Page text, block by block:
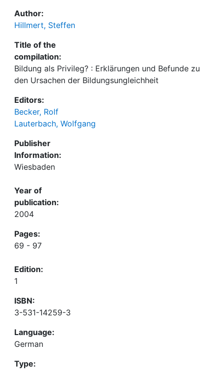
Author:
Hillmert, Steffen
Title of the
compilation:
Bildung als Privileg? : Erklärungen und Befunde zu
den Ursachen der Bildungsungleichheit
Editors:
Becker, Rolf
Lauterbach, Wolfgang
Publisher
Information:
Wiesbaden
Year of
publication:
2004
Pages:
69 - 97
Edition:
1
ISBN:
3-531-14259-3
Language:
German
Type: